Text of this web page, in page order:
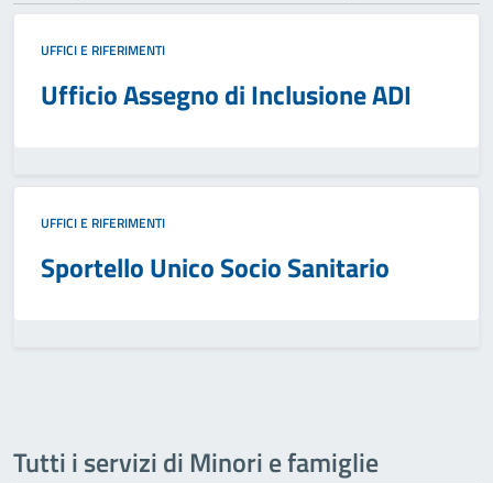
UFFICI E RIFERIMENTI
Ufficio Assegno di Inclusione ADI
UFFICI E RIFERIMENTI
Sportello Unico Socio Sanitario
Tutti i servizi di Minori e famiglie